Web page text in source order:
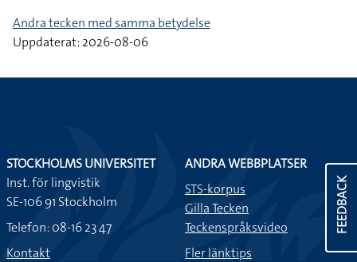
Andra tecken med samma betydelse
Uppdaterat: 2026-08-06
FEEDBACK
STOCKHOLMS UNIVERSITET
Inst. för lingvistik
SE-106 91 Stockholm
Telefon: 08-16 23 47
Kontakt
ANDRA WEBBPLATSER
STS-korpus
Gilla Tecken
Teckenspråksvideo
Fler länktips